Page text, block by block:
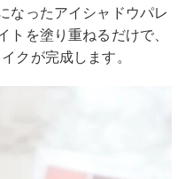
なったアイシャドウパレ
を塗り重ねるだけで、
クが完成します。